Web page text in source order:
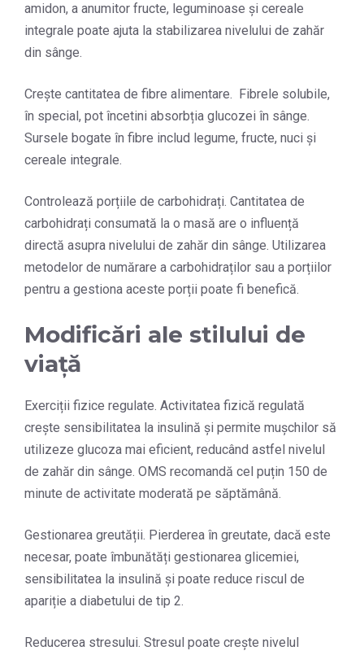
amidon, a anumitor fructe, leguminoase și cereale
integrale poate ajuta la stabilizarea nivelului de zahăr
din sânge.
Crește cantitatea de fibre alimentare. Fibrele solubile,
în special, pot încetini absorbția glucozei în sânge.
Sursele bogate în fibre includ legume, fructe, nuci și
cereale integrale.
Controlează porțiile de carbohidrați. Cantitatea de
carbohidrați consumată la o masă are o influență
directă asupra nivelului de zahăr din sânge. Utilizarea
metodelor de numărare a carbohidraților sau a porțiilor
pentru a gestiona aceste porții poate fi benefică.
Modificări ale stilului de
viață
Exerciții fizice regulate. Activitatea fizică regulată
crește sensibilitatea la insulină și permite mușchilor să
utilizeze glucoza mai eficient, reducând astfel nivelul
de zahăr din sânge. OMS recomandă cel puțin 150 de
minute de activitate moderată pe săptămână.
Gestionarea greutății. Pierderea în greutate, dacă este
necesar, poate îmbunătăți gestionarea glicemiei,
sensibilitatea la insulină și poate reduce riscul de
apariție a diabetului de tip 2.
Reducerea stresului. Stresul poate crește nivelul